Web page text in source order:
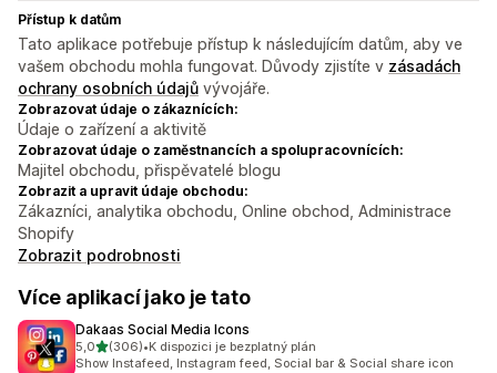
Přístup k datům
Tato aplikace potřebuje přístup k následujícím datům, aby ve
vašem obchodu mohla fungovat. Důvody zjistíte v zásadách
ochrany osobních údajů vývojáře.
Zobrazovat údaje o zákaznících:
Údaje o zařízení a aktivitě
Zobrazovat údaje o zaměstnancích a spolupracovnících:
Majitel obchodu, přispěvatelé blogu
Zobrazit a upravit údaje obchodu:
Zákazníci, analytika obchodu, Online obchod, Administrace
Shopify
Zobrazit podrobnosti
Více aplikací jako je tato
Dakaas Social Media Icons
5,0z 5 hvězd
(306)
Celkový počet recenzí: 306
•K dispozici je bezplatný plán
Show Instafeed, Instagram feed, Social bar & Social share icon